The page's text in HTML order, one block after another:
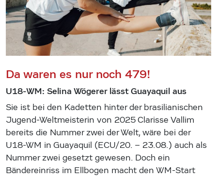
Da waren es nur noch 479!
U18-WM: Selina Wögerer lässt Guayaquil aus
Sie ist bei den Kadetten hinter der brasilianischen
Jugend-Weltmeisterin von 2025 Clarisse Vallim
bereits die Nummer zwei der Welt, wäre bei der
U18-WM in Guayaquil (ECU/20. – 23.08.) auch als
Nummer zwei gesetzt gewesen. Doch ein
Bändereinriss im Ellbogen macht den WM-Start